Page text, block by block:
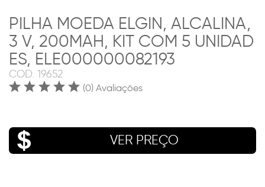
PILHA MOEDA ELGIN, ALCALINA,
3 V, 200MAH, KIT COM 5 UNIDAD
ES, ELE000000082193
COD. 19652
(0) Avaliações
VER PREÇO